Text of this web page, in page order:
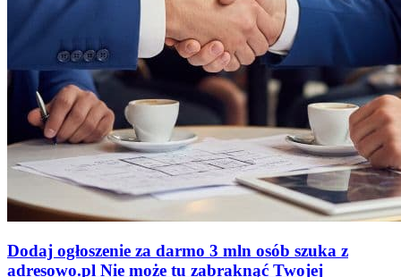
Dodaj ogłoszenie za darmo 3 mln osób szuka z
adresowo.pl Nie może tu zabraknąć Twojej